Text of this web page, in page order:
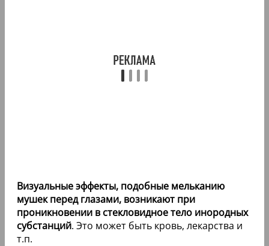
Визуальные эффекты, подобные мельканию
мушек перед глазами, возникают при
проникновении в стекловидное тело инородных
субстанций. Это может быть кровь, лекарства и
т.п.